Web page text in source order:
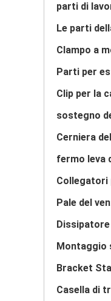
parti di
Le parti
Clampo a
Parti per
Clip per la
sostegno
Cerniera
fermo leva
Pale del
Bracket